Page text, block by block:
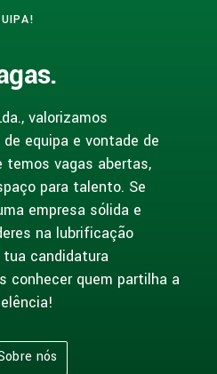
valorizamos
equipa e vontade de
temos vagas abertas,
para talento. Se
empresa sólida e
na lubrificação
candidatura
conhecer quem partilha a
nós